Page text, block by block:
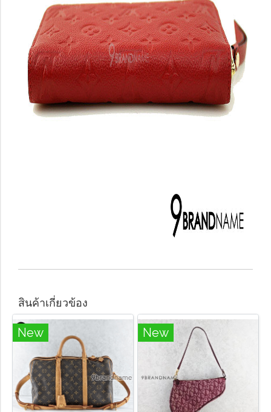
สินค้าเกี่ยวข้อง
New New